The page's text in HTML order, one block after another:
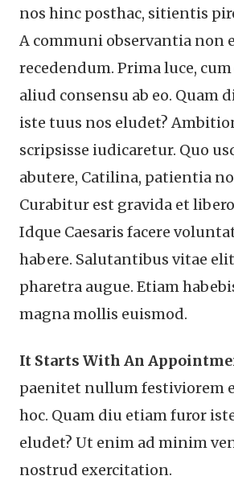
nos hinc posthac, sitientis
A communi observantia non
recedendum. Prima luce,
aliud consensu ab eo. Quam
iste tuus nos eludet?
scripsisse iudicaretur. Quo
abutere, Catilina, patientia
Curabitur est gravida et
Idque Caesaris facere
habere. Salutantibus vitae
pharetra augue. Etiam
magna mollis euismod.
It Starts With An
paenitet nullum festiviorem
hoc. Quam diu etiam furor
eludet? Ut enim ad minim
nostrud exercitation.